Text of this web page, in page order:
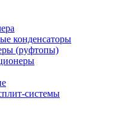
конденсаторы
(руфтопы)
системы